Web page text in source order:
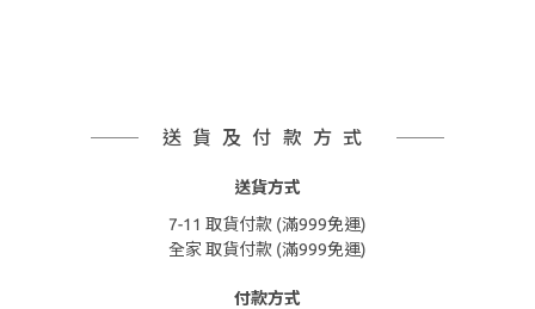
送貨及付款方式
送貨方式
7-11 取貨付款 (滿999免運)
全家 取貨付款 (滿999免運)
付款方式